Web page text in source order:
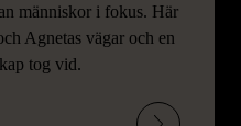
människor i fokus. Här
Agnetas vägar och en
tog vid.